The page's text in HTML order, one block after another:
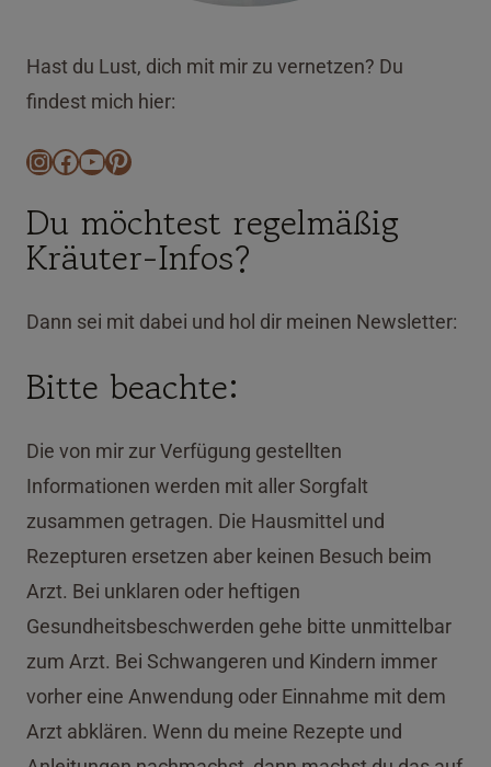
Hast du Lust, dich mit mir zu vernetzen? Du
findest mich hier:
Instagram
Facebook
YouTube
Pinterest
Du möchtest regelmäßig
Kräuter-Infos?
Dann sei mit dabei und hol dir meinen Newsletter:
Bitte beachte:
Die von mir zur Verfügung gestellten
Informationen werden mit aller Sorgfalt
zusammen getragen. Die Hausmittel und
Rezepturen ersetzen aber keinen Besuch beim
Arzt. Bei unklaren oder heftigen
Gesundheitsbeschwerden gehe bitte unmittelbar
zum Arzt. Bei Schwangeren und Kindern immer
vorher eine Anwendung oder Einnahme mit dem
Arzt abklären. Wenn du meine Rezepte und